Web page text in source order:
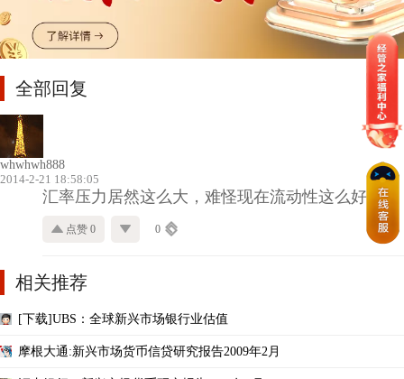
全部回复
whwhwh888
2014-2-21 18:58:05
汇率压力居然这么大，难怪现在流动性这么好了。
点赞 0 0
相关推荐
[下载]UBS：全球新兴市场银行业估值
摩根大通:新兴市场货币信贷研究报告2009年2月